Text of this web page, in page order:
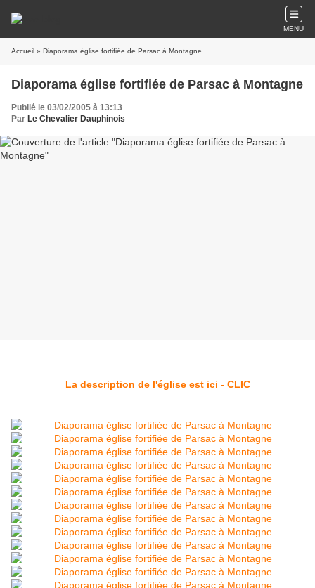
MENU
Accueil » Diaporama église fortifiée de Parsac à Montagne
Diaporama église fortifiée de Parsac à Montagne
Publié le 03/02/2005 à 13:13
Par Le Chevalier Dauphinois
La description de l'église est ici - CLIC